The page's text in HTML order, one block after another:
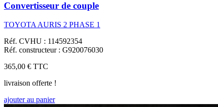
Convertisseur de couple
TOYOTA AURIS 2 PHASE 1
Réf. CVHU : 114592354
Réf. constructeur : G920076030
365,00 € TTC
livraison offerte !
ajouter au panier